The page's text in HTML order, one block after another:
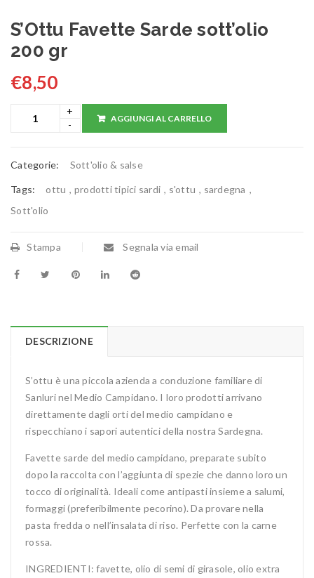
S’Ottu Favette Sarde sott’olio
200 gr
€8,50
AGGIUNGI AL CARRELLO
Categorie: Sott'olio & salse
Tags: ottu , prodotti tipici sardi , s'ottu , sardegna ,
Sott'olio
Stampa Segnala via email
DESCRIZIONE
S’ottu è una piccola azienda a conduzione familiare di
Sanluri nel Medio Campidano. I loro prodotti arrivano
direttamente dagli orti del medio campidano e
rispecchiano i sapori autentici della nostra Sardegna.
Favette sarde del medio campidano, preparate subito
dopo la raccolta con l’aggiunta di spezie che danno loro un
tocco di originalità. Ideali come antipasti insieme a salumi,
formaggi (preferibilmente pecorino). Da provare nella
pasta fredda o nell’insalata di riso. Perfette con la carne
rossa.
INGREDIENTI: favette, olio di semi di girasole, olio extra